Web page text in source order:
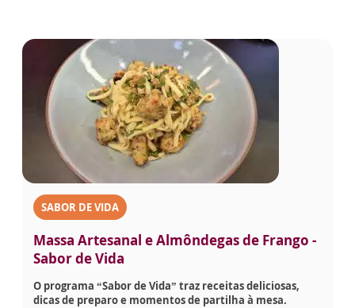
SABOR DE VIDA
Massa Artesanal e Almôndegas de Frango -
Sabor de Vida
O programa “Sabor de Vida” traz receitas deliciosas,
dicas de preparo e momentos de partilha à mesa.